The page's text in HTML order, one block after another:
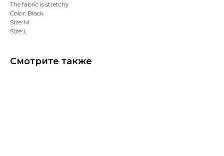
The fabric is stretchy
Color: Black
Size: M
Size: L
Смотрите также